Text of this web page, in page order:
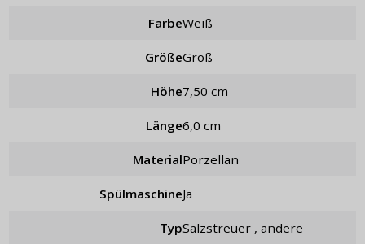
Farbe weiß
Größe Groß
Höhe 7,50 cm
Länge 6,0 cm
Material Porzellan
Spülmaschine Ja
Typ Salzstreuer , andere